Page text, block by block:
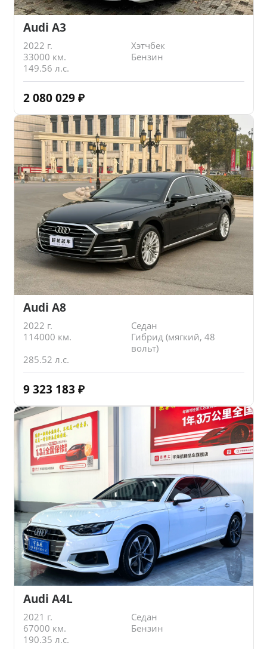
Audi A3
2022 г.
Хэтчбек
33000 км.
Бензин
149.56 л.с.
2 080 029 ₽
Audi A8
2022 г.
Седан
114000 км.
Гибрид (мягкий, 48
вольт)
285.52 л.с.
9 323 183 ₽
Audi A4L
2021 г.
Седан
67000 км.
Бензин
190.35 л.с.